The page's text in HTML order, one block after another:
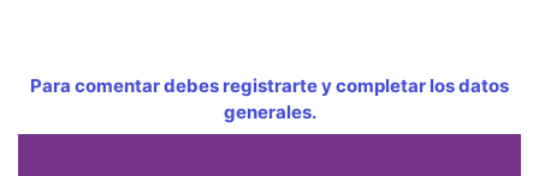
Para comentar debes registrarte y completar los datos
generales.